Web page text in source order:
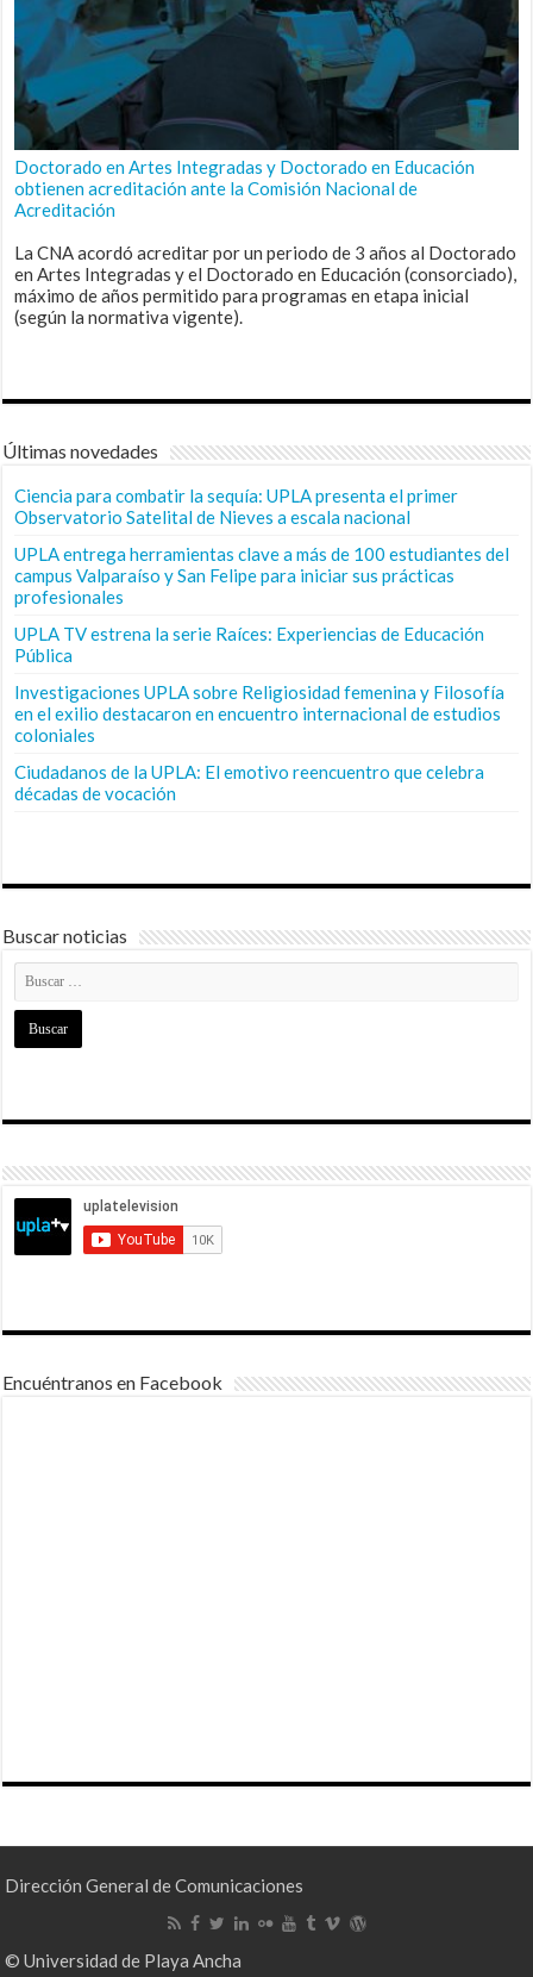
Doctorado en Artes Integradas y Doctorado en Educación
obtienen acreditación ante la Comisión Nacional de
Acreditación
La CNA acordó acreditar por un periodo de 3 años al Doctorado
en Artes Integradas y el Doctorado en Educación (consorciado),
máximo de años permitido para programas en etapa inicial
(según la normativa vigente).
Últimas novedades
Ciencia para combatir la sequía: UPLA presenta el primer
Observatorio Satelital de Nieves a escala nacional
UPLA entrega herramientas clave a más de 100 estudiantes del
campus Valparaíso y San Felipe para iniciar sus prácticas
profesionales
UPLA TV estrena la serie Raíces: Experiencias de Educación
Pública
Investigaciones UPLA sobre Religiosidad femenina y Filosofía
en el exilio destacaron en encuentro internacional de estudios
coloniales
Ciudadanos de la UPLA: El emotivo reencuentro que celebra
décadas de vocación
Buscar noticias
Encuéntranos en Facebook
Dirección General de Comunicaciones
© Universidad de Playa Ancha